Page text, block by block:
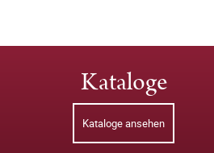
Kataloge
Kataloge ansehen